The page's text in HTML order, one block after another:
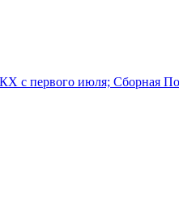
с первого июля; Сборная